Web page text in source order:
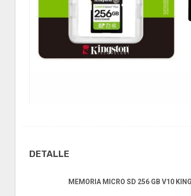
DETALLE
MEMORIA MICRO SD 256 GB V10